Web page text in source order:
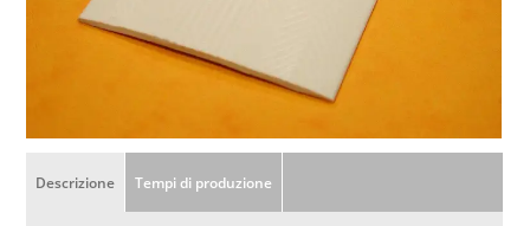
Descrizione Tempi di produzione